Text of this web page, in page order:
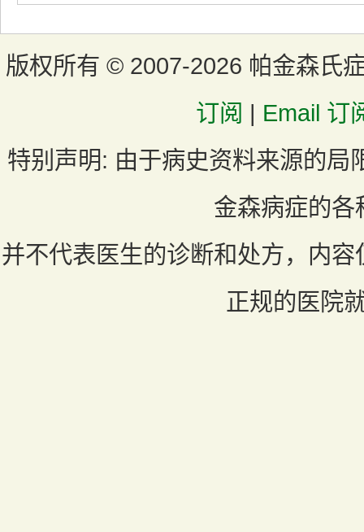
版权所有 © 2007-2026 帕金森氏
订阅 | Email 订
特别声明: 由于病史资料来源的局
金森病症的各
并不代表医生的诊断和处方，内
正规的医院